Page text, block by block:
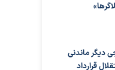
دیگر ماندنی
قرارداد